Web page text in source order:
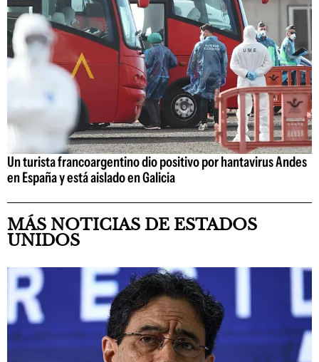
Un turista francoargentino dio positivo por hantavirus Andes
en España y está aislado en Galicia
MÁS NOTICIAS DE ESTADOS
UNIDOS